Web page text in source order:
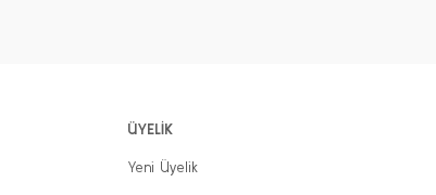
ÜYELİK
Yeni Üyelik